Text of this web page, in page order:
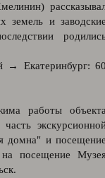
земель и
→ Екатеринбург:
работы
домна" и
посещение